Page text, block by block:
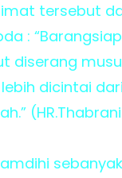
tersebut
:
diserang
dicintai